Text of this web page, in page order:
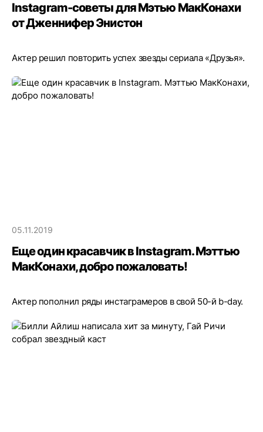
Instagram-советы для Мэтью МакКонахи
от Дженнифер Энистон
Актер решил повторить успех звезды сериала «Друзья».
05.11.2019
Еще один красавчик в Instagram. Мэттью
МакКонахи, добро пожаловать!
Актер пополнил ряды инстаграмеров в свой 50-й b-day.